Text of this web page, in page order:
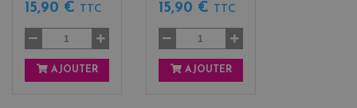
15,90 € TTC
AJOUTER
15,90 € TTC
AJOUTER